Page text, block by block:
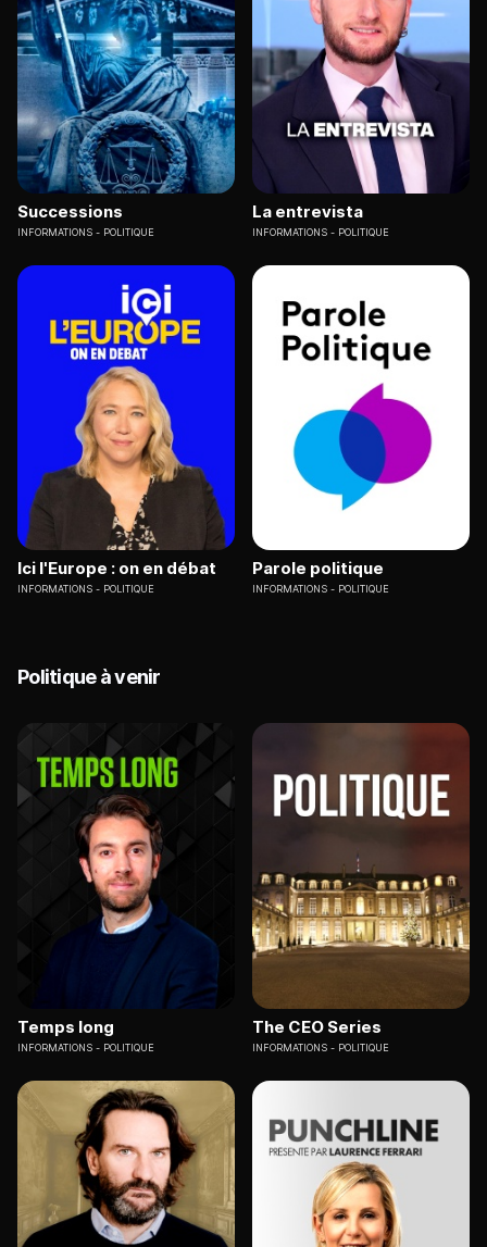
Successions
INFORMATIONS POLITIQUE
La entrevista
INFORMATIONS POLITIQUE
Ici l'Europe : on en débat
INFORMATIONS POLITIQUE
Parole politique
INFORMATIONS POLITIQUE
Politique à venir
Temps long
INFORMATIONS POLITIQUE
The CEO Series
INFORMATIONS POLITIQUE